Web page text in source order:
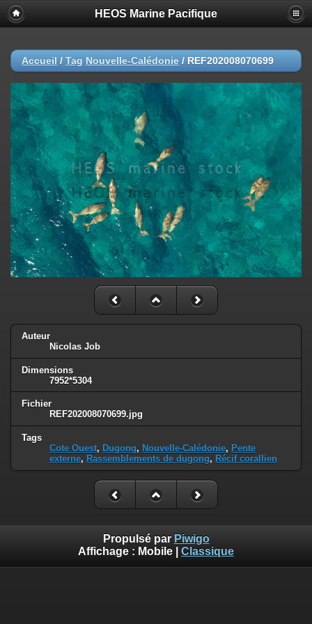
HEOS Marine Pacifique
Accueil / Tag Nouvelle-Calédonie / REF202008070699
Auteur
Nicolas Job
Dimensions
7952*5304
Fichier
REF202008070699.jpg
Tags
Cote Ouest, Dugong, Nouvelle-Calédonie, Pente
externe, Rassemblements de dugong, Récif corallien
Propulsé par Piwigo
Affichage : Mobile Classique